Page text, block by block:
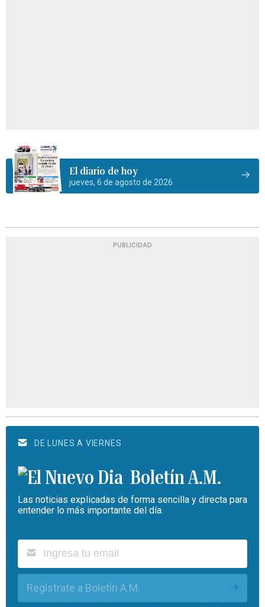
El diario de hoy
jueves, 6 de agosto de 2026
PUBLICIDAD
DE LUNES A VIERNES
Boletín A.M.
Las noticias explicadas de forma sencilla y directa para
entender lo más importante del día.
Regístrate a Boletín A.M.